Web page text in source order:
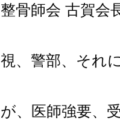
整骨師会 古賀会
視、警部、それ
が、医師強要、